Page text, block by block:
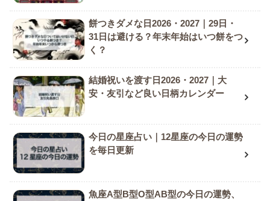
餅つきダメな日2026・2027｜29日・
31日は避ける？年末年始はいつ餅をつ
く？
結婚祝いを渡す日2026・2027｜大
安・友引など良い日柄カレンダー
今日の星座占い｜12星座の今日の運勢
を毎日更新
魚座A型B型O型AB型の今日の運勢、